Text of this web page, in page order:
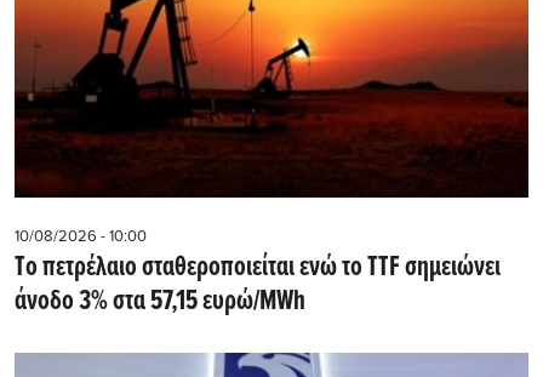
10/08/2026 - 10:00
Tο πετρέλαιο σταθεροποιείται ενώ το TTF σημειώνει
άνοδο 3% στα 57,15 ευρώ/MWh